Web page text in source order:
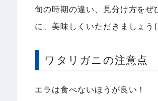
旬の時期の違い、見分け方をぜ
に、美味しくいただきましょう
ワタリガニの注意点
エラは食べないほうが良い！